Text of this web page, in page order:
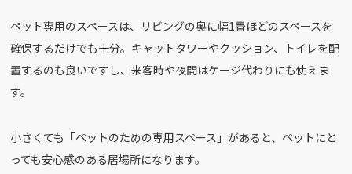
ペット専用のスペースは、リビングの奥に幅1畳ほどのスペースを
確保するだけでも十分。キャットタワーやクッション、トイレを配
置するのも良いですし、来客時や夜間はケージ代わりにも使えま
す。
小さくても「ペットのための専用スペース」があると、ペットにと
っても安心感のある居場所になります。